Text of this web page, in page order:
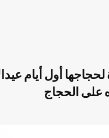
أول أيام
على الحجاج